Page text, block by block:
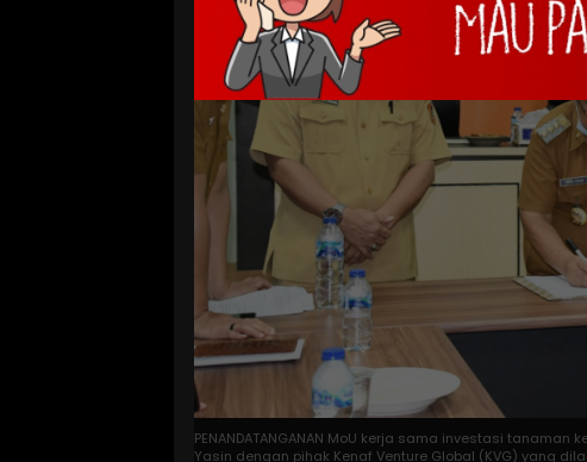
PENANDATANGANAN MoU kerja sama investasi
Yasin dengan pihak Kenaf Venture Global (KVG) yang